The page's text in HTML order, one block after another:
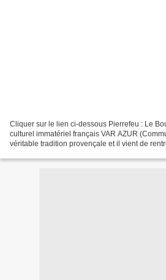
Cliquer sur le lien ci-dessous Pierrefeu : Le
culturel immatériel français VAR AZUR
véritable tradition provençale et il vient de